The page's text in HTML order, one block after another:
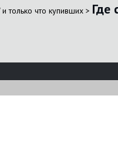
только что купивших > Где